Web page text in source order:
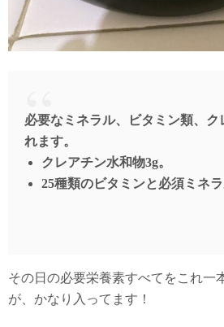
必要なミネラル、ビタミン類、ク
れます。
クレアチン水和物3g。
25種類のビタミンと必須ミネラ
その日の必要栄養素すべてをこれ一
が、かなり入ってます！